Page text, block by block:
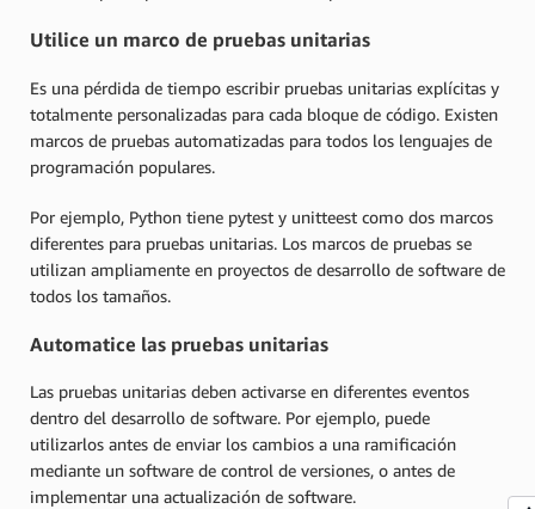
Utilice un marco de pruebas unitarias
Es una pérdida de tiempo escribir pruebas unitarias explícitas y
totalmente personalizadas para cada bloque de código. Existen
marcos de pruebas automatizadas para todos los lenguajes de
programación populares.
Por ejemplo, Python tiene pytest y unitteest como dos marcos
diferentes para pruebas unitarias. Los marcos de pruebas se
utilizan ampliamente en proyectos de desarrollo de software de
todos los tamaños.
Automatice las pruebas unitarias
Las pruebas unitarias deben activarse en diferentes eventos
dentro del desarrollo de software. Por ejemplo, puede
utilizarlos antes de enviar los cambios a una ramificación
mediante un software de control de versiones, o antes de
implementar una actualización de software.